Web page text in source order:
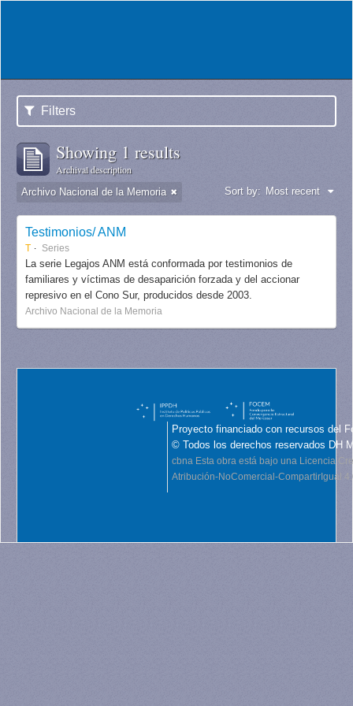
Filters
Showing 1 results
Archival description
Archivo Nacional de la Memoria Sort by: Most recent
Testimonios/ ANM
T Series
La serie Legajos ANM está conformada por testimonios de
familiares y víctimas de desaparición forzada y del accionar
represivo en el Cono Sur, producidos desde 2003.
Archivo Nacional de la Memoria
Proyecto financiado con recursos del
© Todos los derechos reservados DH
cbna Esta obra está bajo una Licencia
Atribución-NoComercial-CompartirIgual